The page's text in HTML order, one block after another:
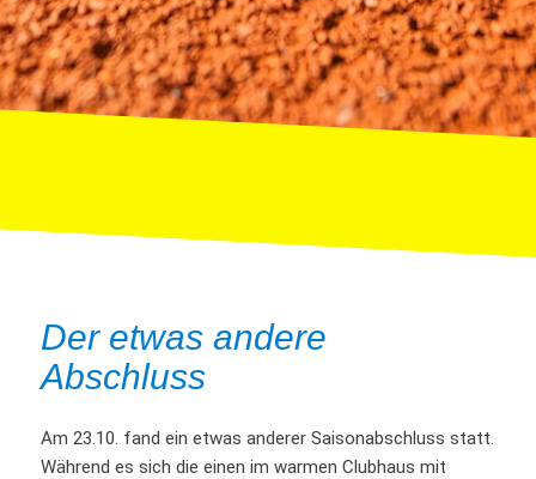
Der etwas andere
Abschluss
Am 23.10. fand ein etwas anderer Saisonabschluss statt.
Während es sich die einen im warmen Clubhaus mit